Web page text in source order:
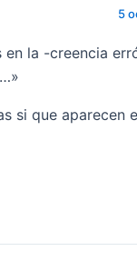
5
la -creencia
si que aparecen